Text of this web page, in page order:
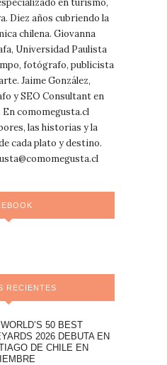
Diez años cubriendo la
chilena. Giovanna
Universidad Paulista
fotógrafo, publicista
Jaime González,
y SEO Consultant en
En comomegusta.cl
las historias y la
cada plato y destino.
RECIENTES
50 BEST
2026 DEBUTA EN
DE CHILE EN